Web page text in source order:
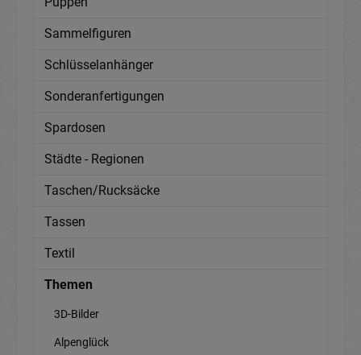
Sammelfiguren
Schlüsselanhänger
Sonderanfertigungen
Spardosen
Städte - Regionen
Taschen/Rucksäcke
Tassen
Textil
Themen
3D-Bilder
Alpenglück